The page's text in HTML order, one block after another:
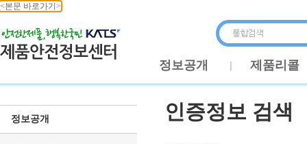
<본문 바로가기>
정보공개 제품리콜
정보공개 인증정보 검색